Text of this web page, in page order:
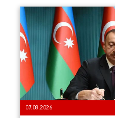
07.08.2026